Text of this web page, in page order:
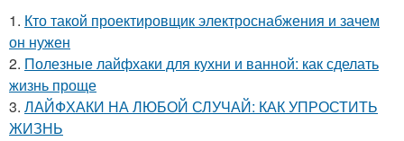
1. Кто такой проектировщик электроснабжения и зачем
он нужен
2. Полезные лайфхаки для кухни и ванной: как сделать
жизнь проще
3. ЛАЙФХАКИ НА ЛЮБОЙ СЛУЧАЙ: КАК УПРОСТИТЬ
ЖИЗНЬ